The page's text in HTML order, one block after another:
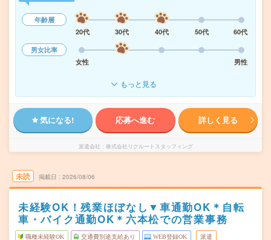
年齢層
20代
30代 40代 50代
60代
男女比率
女性
男性
もっと見る
気になる! 応募へ進む 詳しく見る
派遣会社 株式会社リクルートスタッフィング
未読 掲載日 2026/08/06
未経験OK！残業ほぼなし▼車通勤OK＊自転
車・バイク通勤OK＊六本松での営業事務
職種未経験OK 交通費別途支給あり WEB登録OK 派遣